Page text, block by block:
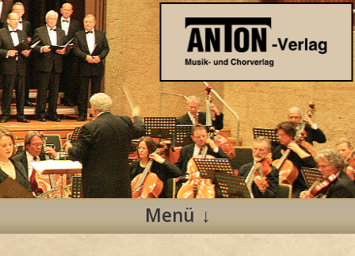
Anton Verlag
Musik- und Chorverlag
Menü